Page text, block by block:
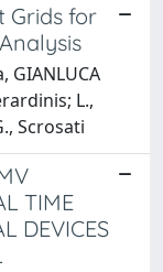
Grids for
GIANLUCA
L.,
Scrosati
TIME
DEVICES